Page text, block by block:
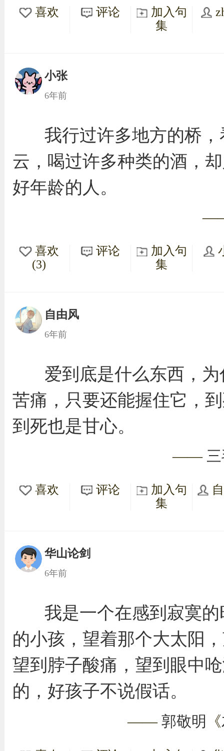
喜欢 评论
加入句
集
小张
6年前
我行过许多地方的桥
云，喝过许多种类的酒，
好年龄的人。
喜欢
(3)
评论
加入句
集
自由风
6年前
爱到底是什么东西，
苦痛，只要还能握住它，
到死也是甘心。
——
喜欢 评论
加入句
集
华山论剑
6年前
我是一个在感到寂寞
的小孩，望着那个大太阳
望到脖子酸痛，望到眼中
的，好孩子不说假话。
—— 郭敬明 《